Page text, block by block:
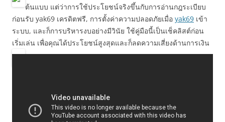
ต้นแบบ แต่ว่าการใช้ประโยชน์จริงขึ้นกับการอ่านกฎระเบียบ
ก่อนรับ yak69 เครดิตฟรี, การตั้งค่าความปลอดภัยเมื่อ yak69 เข้า
ระบบ, และก็การบริหารงบอย่างมีวินัย ใช้คู่มือนี้เป็นเช็คลิสต์ก่อน
เริ่มเล่น เพื่อคุณได้ประโยชน์สูงสุดและก็ลดความเสี่ยงด้านการเงิน